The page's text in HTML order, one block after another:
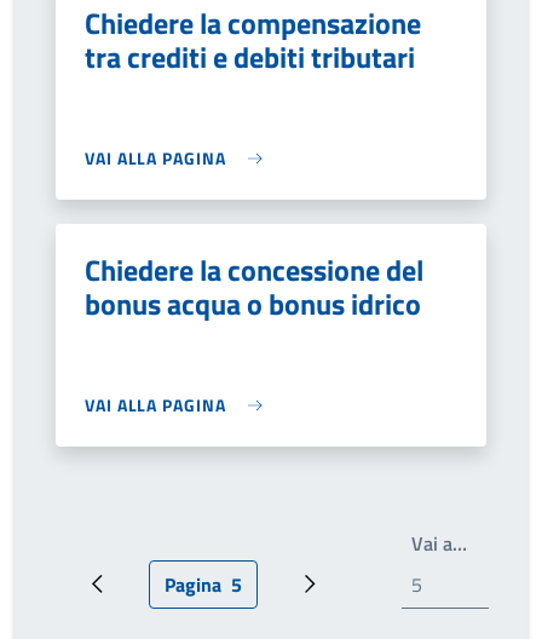
Chiedere la compensazione
tra crediti e debiti tributari
VAI ALLA PAGINA
Chiedere la concessione del
bonus acqua o bonus idrico
VAI ALLA PAGINA
Pagina precedentePagina attuale
Pagina 5 Prossima pagina
Vai a…